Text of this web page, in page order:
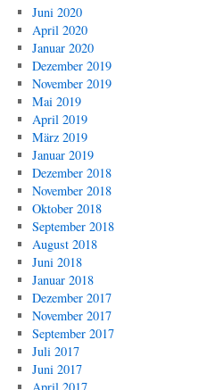
Juni 2020
April 2020
Januar 2020
Dezember 2019
November 2019
Mai 2019
April 2019
März 2019
Januar 2019
Dezember 2018
November 2018
Oktober 2018
September 2018
August 2018
Juni 2018
Januar 2018
Dezember 2017
November 2017
September 2017
Juli 2017
Juni 2017